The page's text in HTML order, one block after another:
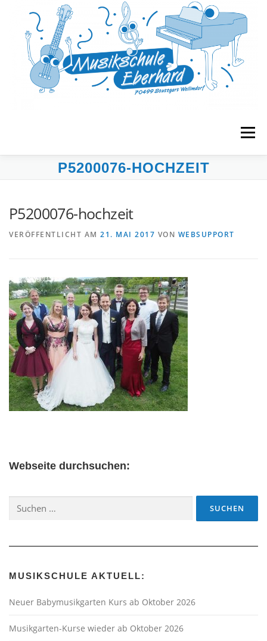
springen
Menü
UNTERRICHT BANDS & ENSEMBLES
P5200076-HOCHZEIT
P5200076-hochzeit
VERÖFFENTLICHT AM 21. MAI 2017 VON WEBSUPPORT
Webseite durchsuchen:
nach:
MUSIKSCHULE AKTUELL:
Neuer Babymusikgarten Kurs ab Oktober 2026
Musikgarten-Kurse wieder ab Oktober 2026